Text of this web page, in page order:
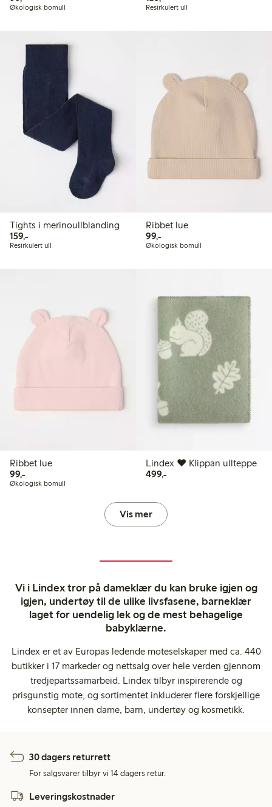
Økologisk bomull Resirkulert ull
Tights i merinoullblanding
159,-159,00 kr
Resirkulert ull
Ribbet lue
99,-99,00 kr
Økologisk bomull
Ribbet lue
99,-99,00 kr
Økologisk bomull
Lindex ♥ Klippan ullteppe
499,-499,00 kr
Vis mer
Vi i Lindex tror på dameklær du kan bruke igjen og
igjen, undertøy til de ulike livsfasene, barneklær
laget for uendelig lek og de mest behagelige
babyklærne.
Lindex er et av Europas ledende moteselskaper med ca. 440
butikker i 17 markeder og nettsalg over hele verden gjennom
tredjepartssamarbeid. Lindex tilbyr inspirerende og
prisgunstig mote, og sortimentet inkluderer flere forskjellige
konsepter innen dame, barn, undertøy og kosmetikk.
30 dagers returrett
For salgsvarer tilbyr vi 14 dagers retur.
Leveringskostnader